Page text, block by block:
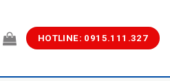
HOTLINE: 0915.111.327